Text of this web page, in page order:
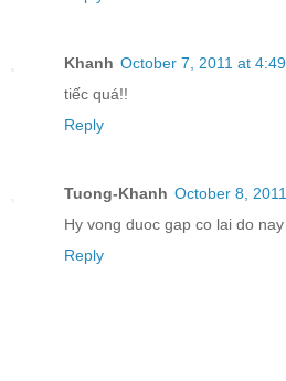
Khanh October 7, 2011 at
tiếc quá!!
Reply
Tuong-Khanh October 8,
Hy vong duoc gap co lai do nay
Reply